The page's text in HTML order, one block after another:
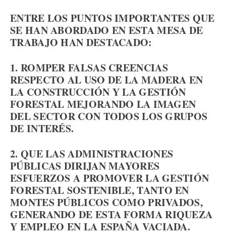
ENTRE LOS PUNTOS IMPORTANTES QUE
SE HAN ABORDADO EN ESTA MESA DE
TRABAJO HAN DESTACADO:
1. ROMPER FALSAS CREENCIAS
RESPECTO AL USO DE LA MADERA EN
LA CONSTRUCCIÓN Y LA GESTIÓN
FORESTAL MEJORANDO LA IMAGEN
DEL SECTOR CON TODOS LOS GRUPOS
DE INTERÉS.
2. QUE LAS ADMINISTRACIONES
PÚBLICAS DIRIJAN MAYORES
ESFUERZOS A PROMOVER LA GESTIÓN
FORESTAL SOSTENIBLE, TANTO EN
MONTES PÚBLICOS COMO PRIVADOS,
GENERANDO DE ESTA FORMA RIQUEZA
Y EMPLEO EN LA ESPAÑA VACIADA.